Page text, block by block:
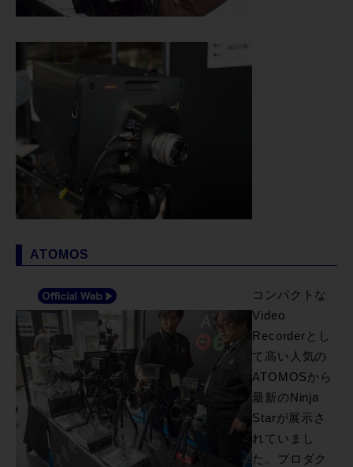
ATOMOS
コンパクトな
Video
Recorderとし
て高い人気の
ATOMOSから
最新のNinja
Starが展示さ
れていまし
た。プロダク